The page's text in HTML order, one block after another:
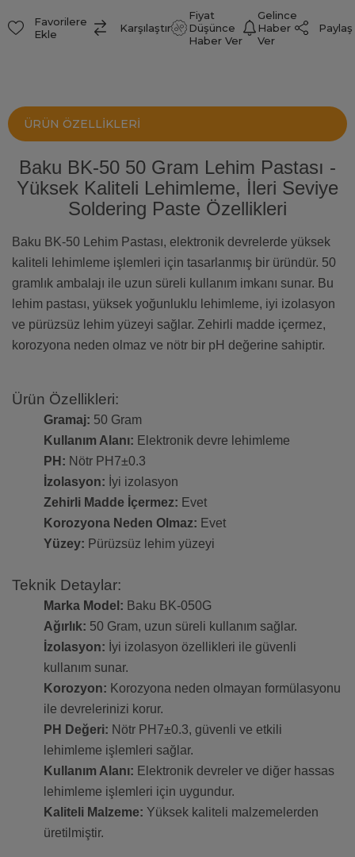
Favorilere
Ekle
Karşılaştır
Fiyat
Düşünce
Haber Ver
Gelince
Haber
Ver
Paylaş
ÜRÜN ÖZELLIKLERI
Baku BK-50 50 Gram Lehim Pastası -
Yüksek Kaliteli Lehimleme, İleri Seviye
Soldering Paste Özellikleri
Baku BK-50 Lehim Pastası, elektronik devrelerde yüksek
kaliteli lehimleme işlemleri için tasarlanmış bir üründür. 50
gramlık ambalajı ile uzun süreli kullanım imkanı sunar. Bu
lehim pastası, yüksek yoğunluklu lehimleme, iyi izolasyon
ve pürüzsüz lehim yüzeyi sağlar. Zehirli madde içermez,
korozyona neden olmaz ve nötr bir pH değerine sahiptir.
Ürün Özellikleri:
Gramaj: 50 Gram
Kullanım Alanı: Elektronik devre lehimleme
PH: Nötr PH7±0.3
İzolasyon: İyi izolasyon
Zehirli Madde İçermez: Evet
Korozyona Neden Olmaz: Evet
Yüzey: Pürüzsüz lehim yüzeyi
Teknik Detaylar:
Marka Model: Baku BK-050G
Ağırlık: 50 Gram, uzun süreli kullanım sağlar.
İzolasyon: İyi izolasyon özellikleri ile güvenli
kullanım sunar.
Korozyon: Korozyona neden olmayan formülasyonu
ile devrelerinizi korur.
PH Değeri: Nötr PH7±0.3, güvenli ve etkili
lehimleme işlemleri sağlar.
Kullanım Alanı: Elektronik devreler ve diğer hassas
lehimleme işlemleri için uygundur.
Kaliteli Malzeme: Yüksek kaliteli malzemelerden
üretilmiştir.